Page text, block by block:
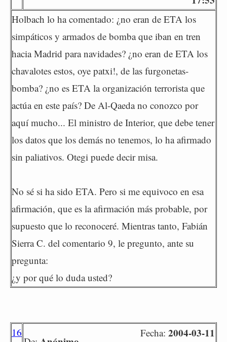
Holbach lo ha comentado: ¿no eran de ETA los
simpáticos y armados de bomba que iban en tren
hacia Madrid para navidades? ¿no eran de ETA los
chavalotes estos, oye patxi!, de las furgonetas-
bomba? ¿no es ETA la organización terrorista que
actúa en este país? De Al-Qaeda no conozco por
aquí mucho... El ministro de Interior, que debe tener
los datos que los demás no tenemos, lo ha afirmado
sin paliativos. Otegi puede decir misa.
No sé si ha sido ETA. Pero si me equivoco en esa
afirmación, que es la afirmación más probable, por
supuesto que lo reconoceré. Mientras tanto, Fabián
Sierra C. del comentario 9, le pregunto, ante su
pregunta:
¿y por qué lo duda usted?
16 Fecha: 2004-03-11